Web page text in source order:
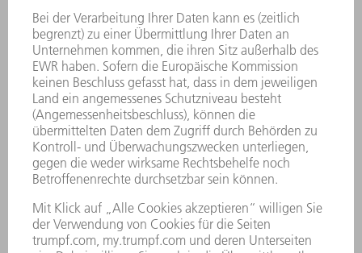
Die Magnetkupplung mit Faltenbalg schützt
den Schneidkopf. Im Falle einer Kollision lenkt
der Schneidkopf aus, was strukturelle Schäden
vermeidet. Er ist daraufhin wieder manuell in
die Ausgangsposition bewegbar. Auf diese
Weise kann die Produktion nach kurzer Zeit
fortgesetzt werden.
Robuste Bauweise